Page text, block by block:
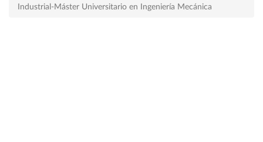
Industrial-Máster Universitario en Ingeniería Mecánica